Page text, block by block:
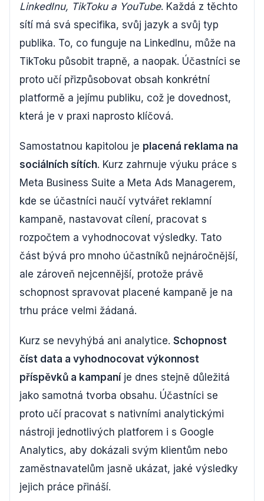
LinkedInu, TikToku a YouTube. Každá z těchto
sítí má svá specifika, svůj jazyk a svůj typ
publika. To, co funguje na LinkedInu, může na
TikToku působit trapně, a naopak. Účastníci se
proto učí přizpůsobovat obsah konkrétní
platformě a jejímu publiku, což je dovednost,
která je v praxi naprosto klíčová.
Samostatnou kapitolou je placená reklama na
sociálních sítích. Kurz zahrnuje výuku práce s
Meta Business Suite a Meta Ads Managerem,
kde se účastníci naučí vytvářet reklamní
kampaně, nastavovat cílení, pracovat s
rozpočtem a vyhodnocovat výsledky. Tato
část bývá pro mnoho účastníků nejnáročnější,
ale zároveň nejcennější, protože právě
schopnost spravovat placené kampaně je na
trhu práce velmi žádaná.
Kurz se nevyhýbá ani analytice. Schopnost
číst data a vyhodnocovat výkonnost
příspěvků a kampaní je dnes stejně důležitá
jako samotná tvorba obsahu. Účastníci se
proto učí pracovat s nativními analytickými
nástroji jednotlivých platforem i s Google
Analytics, aby dokázali svým klientům nebo
zaměstnavatelům jasně ukázat, jaké výsledky
jejich práce přináší.